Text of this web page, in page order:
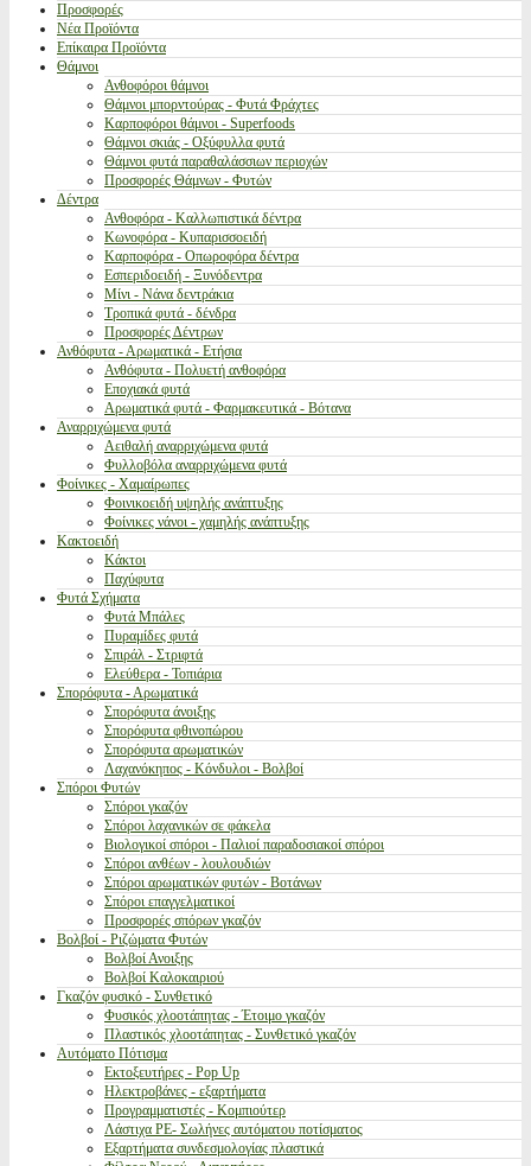
Προσφορές
Νέα Προϊόντα
Επίκαιρα Προϊόντα
Θάμνοι
Ανθοφόροι θάμνοι
Θάμνοι μπορντούρας - Φυτά Φράχτες
Καρποφόροι θάμνοι - Superfoods
Θάμνοι σκιάς - Οξύφυλλα φυτά
Θάμνοι φυτά παραθαλάσσιων περιοχών
Προσφορές Θάμνων - Φυτών
Δέντρα
Ανθοφόρα - Καλλωπιστικά δέντρα
Κωνοφόρα - Κυπαρισσοειδή
Καρποφόρα - Οπωροφόρα δέντρα
Εσπεριδοειδή - Ξυνόδεντρα
Μίνι - Νάνα δεντράκια
Τροπικά φυτά - δένδρα
Προσφορές Δέντρων
Ανθόφυτα - Αρωματικά - Ετήσια
Ανθόφυτα - Πολυετή ανθοφόρα
Εποχιακά φυτά
Αρωματικά φυτά - Φαρμακευτικά - Βότανα
Αναρριχώμενα φυτά
Αειθαλή αναρριχώμενα φυτά
Φυλλοβόλα αναρριχώμενα φυτά
Φοίνικες - Χαμαίρωπες
Φοινικοειδή υψηλής ανάπτυξης
Φοίνικες νάνοι - χαμηλής ανάπτυξης
Κακτοειδή
Κάκτοι
Παχύφυτα
Φυτά Σχήματα
Φυτά Μπάλες
Πυραμίδες φυτά
Σπιράλ - Στριφτά
Ελεύθερα - Τοπιάρια
Σπορόφυτα - Αρωματικά
Σπορόφυτα άνοιξης
Σπορόφυτα φθινοπώρου
Σπορόφυτα αρωματικών
Λαχανόκηπος - Κόνδυλοι - Βολβοί
Σπόροι Φυτών
Σπόροι γκαζόν
Σπόροι λαχανικών σε φάκελα
Βιολογικοί σπόροι - Παλιοί παραδοσιακοί σπόροι
Σπόροι ανθέων - λουλουδιών
Σπόροι αρωματικών φυτών - Βοτάνων
Σπόροι επαγγελματικοί
Προσφορές σπόρων γκαζόν
Βολβοί - Ριζώματα Φυτών
Βολβοί Ανοιξης
Βολβοί Καλοκαιριού
Γκαζόν φυσικό - Συνθετικό
Φυσικός χλοοτάπητας - Έτοιμο γκαζόν
Πλαστικός χλοοτάπητας - Συνθετικό γκαζόν
Αυτόματο Πότισμα
Εκτοξευτήρες - Pop Up
Ηλεκτροβάνες - εξαρτήματα
Προγραμματιστές - Κομπιούτερ
Λάστιχα PE- Σωλήνες αυτόματου ποτίσματος
Εξαρτήματα συνδεσμολογίας πλαστικά